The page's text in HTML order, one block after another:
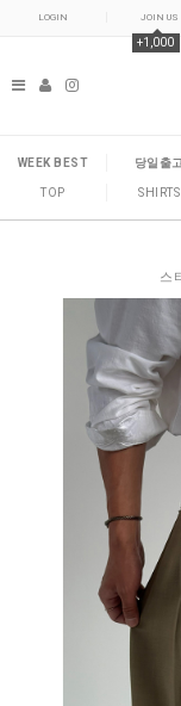
LOGIN JOIN US
+1,000
WEEK BEST 당일출고
TOP SHIRTS
스